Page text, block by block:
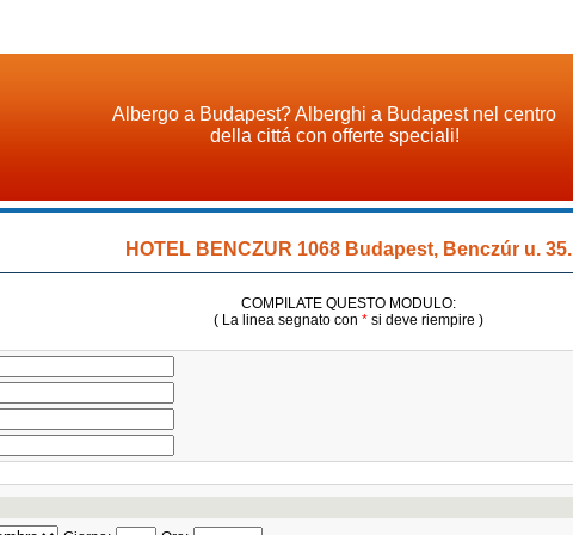
Albergo a Budapest? Alberghi a Budapest nel centro
della cittá con offerte speciali!
HOTEL BENCZUR 1068 Budapest, Benczúr u. 35.
COMPILATE QUESTO MODULO:
( La linea segnato con * si deve riempire )